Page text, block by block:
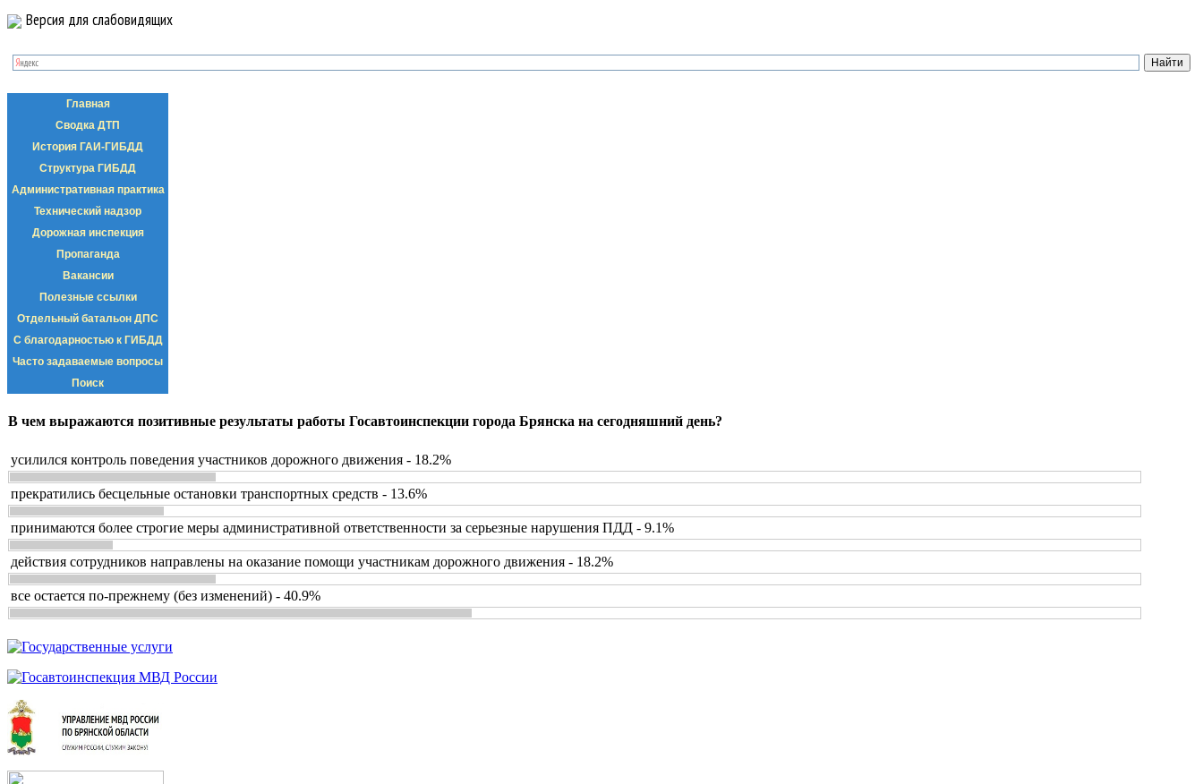
Версия для слабовидящих
Главная
Сводка ДТП
История ГАИ-ГИБДД
Структура ГИБДД
Административная практика
Технический надзор
Дорожная инспекция
Пропаганда
Вакансии
Полезные ссылки
Отдельный батальон ДПС
С благодарностью к ГИБДД
Часто задаваемые вопросы
Поиск
В чем выражаются позитивные результаты работы Госавтоинспекции города Брянска на сегодняшний день?
усилился контроль поведения участников дорожного движения - 18.2%
прекратились бесцельные остановки транспортных средств - 13.6%
принимаются более строгие меры административной ответственности за серьезные нарушения ПДД - 9.1%
действия сотрудников направлены на оказание помощи участникам дорожного движения - 18.2%
все остается по-прежнему (без изменений) - 40.9%